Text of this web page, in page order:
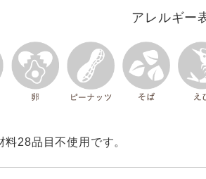
アレルギー
料28品目不使用です。